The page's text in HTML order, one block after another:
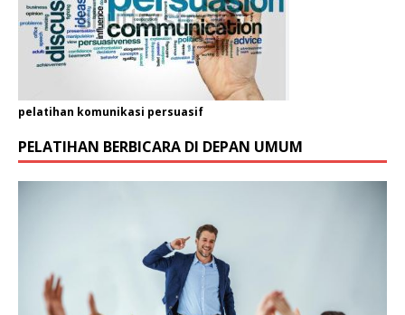
pelatihan komunikasi persuasif
PELATIHAN BERBICARA DI DEPAN UMUM